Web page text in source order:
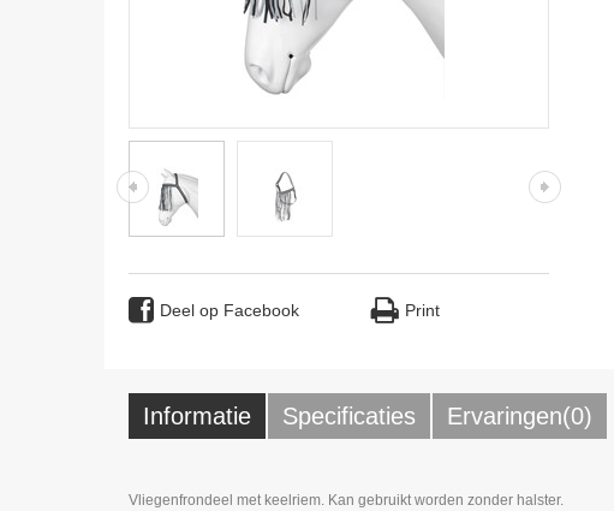
Deel op Facebook Print
Informatie Specificaties Ervaringen(0)
Vliegenfrondeel met keelriem. Kan gebruikt worden zonder halster.